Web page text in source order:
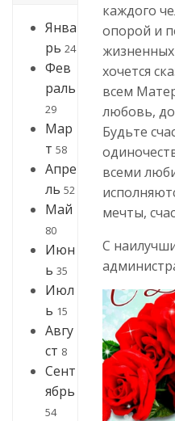
Янва
рь 24
Фев
раль
29
Мар
т 58
Апре
ль 52
Май
80
Июн
ь 35
Июл
ь 15
Авгу
ст 8
Сент
ябрь
54
каждого
опорой и
жизненных
хочется
всем
любовь,
Будьте
всеми
мечты,
С